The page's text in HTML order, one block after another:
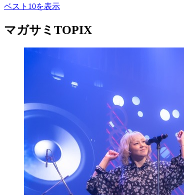
ベスト10を表示
マガサミTOPIX